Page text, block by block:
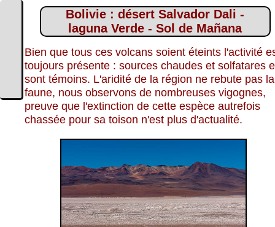
Bolivie : désert Salvador Dali -
laguna Verde - Sol de Mañana
Bien que tous ces volcans soient éteints l'activité
toujours présente : sources chaudes et solfatares
sont témoins. L'aridité de la région ne rebute pas la
faune, nous observons de nombreuses vigognes,
preuve que l'extinction de cette espèce autrefois
chassée pour sa toison n'est plus d'actualité.